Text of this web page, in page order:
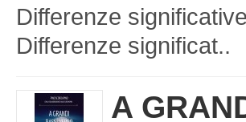
Differenze
Differenze significat..
A